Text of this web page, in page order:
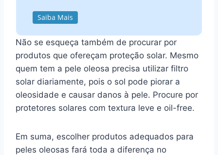
Saiba Mais
Não se esqueça também de procurar por
produtos que ofereçam proteção solar. Mesmo
quem tem a pele oleosa precisa utilizar filtro
solar diariamente, pois o sol pode piorar a
oleosidade e causar danos à pele. Procure por
protetores solares com textura leve e oil-free.
Em suma, escolher produtos adequados para
peles oleosas fará toda a diferença no